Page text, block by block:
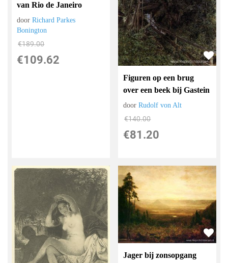
van Rio de Janeiro
doorRichard Parkes
Bonington
€189.00
€109.62
Figuren op een brug
over een beek bij Gastein
doorRudolf von Alt
€140.00
€81.20
Jager bij zonsopgang